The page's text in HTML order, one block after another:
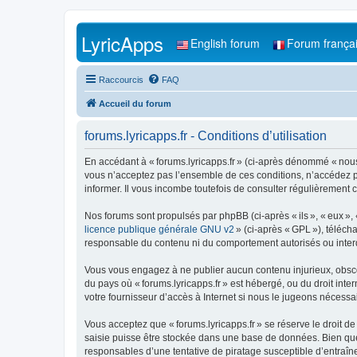
LyricApps English forum Forum
Raccourcis FAQ
Accueil du forum
forums.lyricapps.fr - Conditions d’utilisation
En accédant à « forums.lyricapps.fr » (ci-après dénommé «
vous n’acceptez pas l’ensemble de ces conditions,
informer. Il vous incombe toutefois de consulter
Nos forums sont propulsés par phpBB (ci-après « ils », « eux
licence publique générale GNU v2 » (ci-après « GPL »),
responsable du contenu ni du comportement autorisés ou
Vous vous engagez à ne publier aucun contenu injurieux,
du pays où « forums.lyricapps.fr » est hébergé, ou du droit
votre fournisseur d’accès à Internet si nous le jugeons
Vous acceptez que « forums.lyricapps.fr » se réserve le droit
saisie puisse être stockée dans une base de données. Bien
responsables d’une tentative de piratage susceptible